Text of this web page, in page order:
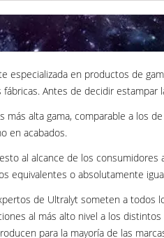
especializada en productos de
Antes de decidir
alta gama, comparable a los
en acabados.
al alcance de los
equivalentes o absolutamente
de Ultralyt someten a todos
al más alto nivel a los
para la mayoría de las